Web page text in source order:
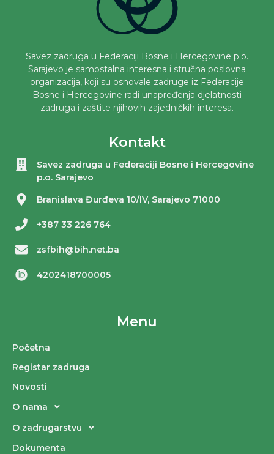
Savez zadruga u Federaciji Bosne i Hercegovine p.o.
Sarajevo je samostalna interesna i stručna poslovna
organizacija, koji su osnovale zadruge iz Federacije
Bosne i Hercegovine radi unapređenja djelatnosti
zadruga i zaštite njihovih zajedničkih interesa.
Kontakt
Savez zadruga u Federaciji Bosne i Hercegovine
p.o. Sarajevo
Branislava Đurđeva 10/IV, Sarajevo 71000
+387 33 226 764
zsfbih@bih.net.ba
4202418700005
Menu
Početna
Registar zadruga
Novosti
O nama
O zadrugarstvu
Dokumenta